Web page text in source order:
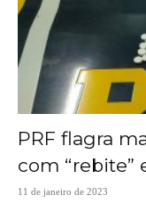
PRF flagra
com “rebite”
11 de janeiro de 2023